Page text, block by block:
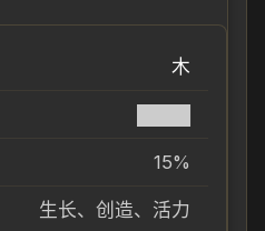
木
15%
生长、创造、活力